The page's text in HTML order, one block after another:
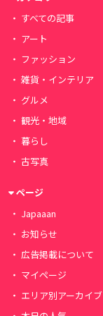
すべての記事
アート
ファッション
雑貨・インテリア
グルメ
観光・地域
暮らし
古写真
ページ
Japaaan
お知らせ
広告掲載について
マイページ
エリア別アーカイブ